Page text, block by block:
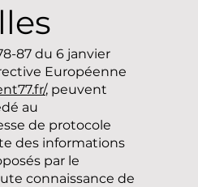
87 du 6 janvier
Européenne
, peuvent
au
de protocole
des informations
par le
connaissance de